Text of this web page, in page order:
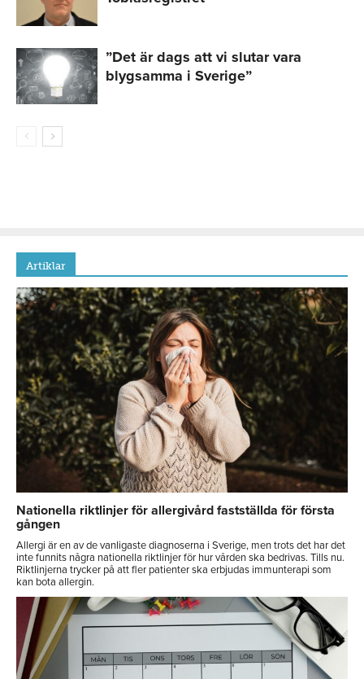
”Det är dags att vi slutar vara
blygsamma i Sverige”
Artiklar
Nationella riktlinjer för allergivård fastställda för första
gången
Allergi är en av de vanligaste diagnoserna i Sverige, men trots det har det
inte funnits några nationella riktlinjer för hur vården ska bedrivas. Tills nu.
Riktlinjerna trycker på att fler patienter ska erbjudas immunterapi som
kan bota allergin.